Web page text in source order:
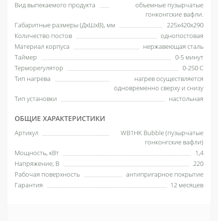
Вид выпекаемого продукта
объемные пузырчатые
гонконгские вафли.
Габаритные размеры (ДхШхВ), мм
225х420х290
Количество постов
однопостовая
Материал корпуса
нержавеющая сталь
Таймер
0-5 минут
Терморегулятор
0-250 С
Тип нагрева
нагрев осуществляется
одновременно сверху и снизу
Тип установки
настольная
ОБЩИЕ ХАРАКТЕРИСТИКИ
Артикул
WB1HK Bubble (пузырчатые
гонконгские вафли)
Мощность, кВт
1,4
Напряжение, В
220
Рабочая поверхность
антипригарное покрытие
Гарантия
12 месяцев